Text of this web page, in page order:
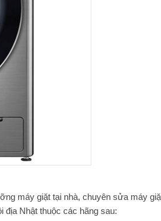
máy giặt tại nhà, chuyên sửa máy
địa Nhật thuộc các hãng sau: